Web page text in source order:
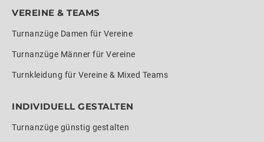
VEREINE & TEAMS
Turnanzüge Damen für Vereine
Turnanzüge Männer für Vereine
Turnkleidung für Vereine & Mixed Teams
INDIVIDUELL GESTALTEN
Turnanzüge günstig gestalten